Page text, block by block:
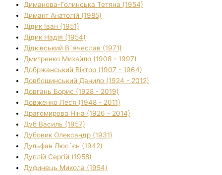
Диманова-Голинська Тетяна (1954)
Димант Анатолій (1985)
Дідик Іван (1951)
Дідик Надія (1954)
Дідківський В`ячеслав (1971)
Дмитренко Михайло (1908 - 1997)
Добржанський Віктор (1907 - 1964)
Довбошинський Данило (1924 - 2012)
Довгань Борис (1928 - 2019)
Довженко Леся (1948 - 2011)
Драгомирова Ніна (1926 - 2014)
Дуб Василь (1957)
Дубовик Олександр (1931)
Дульфан Люс`єн (1942)
Дуплій Сергій (1958)
Дуфинець Микола (1954)